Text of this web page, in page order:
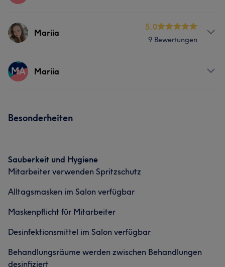
Services
Mariia
5.0
9 Bewertungen
Services
Portfolio
MA Mariia
Besonderheiten
Sauberkeit und Hygiene
Mitarbeiter verwenden Spritzschutz
Alltagsmasken im Salon verfügbar
Maskenpflicht für Mitarbeiter
Desinfektionsmittel im Salon verfügbar
Behandlungsräume werden zwischen Behandlungen
desinfiziert